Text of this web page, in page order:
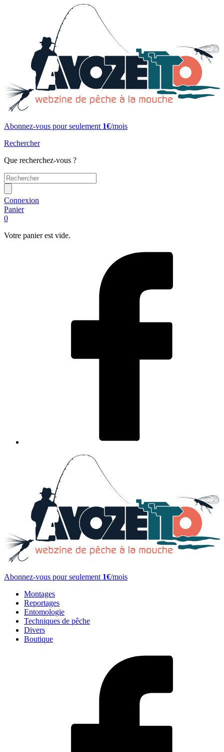
Abonnez-vous pour seulement 1€/mois
Rechercher
Que recherchez-vous ?
Connexion
Panier
0
Votre panier est vide.
Abonnez-vous pour seulement 1€/mois
Montages
Reportages
Entomologie
Techniques de pêche
Divers
Boutique